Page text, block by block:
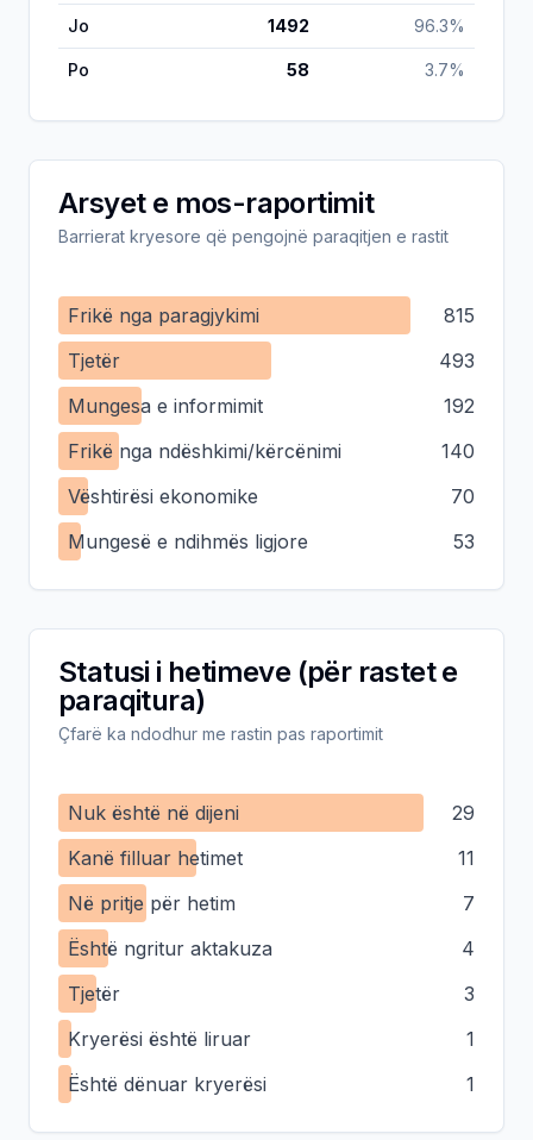
Jo 1492 96.3%
Po 58 3.7%
Arsyet e mos-raportimit
Barrierat kryesore që pengojnë paraqitjen e rastit
Frikë nga paragjykimi
Tjetër
Mungesa e informimit
Frikë nga ndëshkimi/kërcënimi
Vështirësi ekonomike
Mungesë e ndihmës ligjore
815
493
192
140
70
53
Statusi i hetimeve (për rastet e
paraqitura)
Çfarë ka ndodhur me rastin pas raportimit
Nuk është në dijeni
Kanë filluar hetimet
Në pritje për hetim
Është ngritur aktakuza
Tjetër
Kryerësi është liruar
Është dënuar kryerësi
29
11
7
4
3
1
1